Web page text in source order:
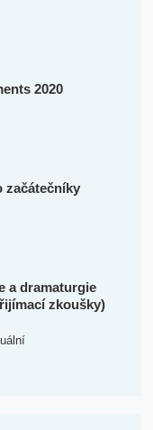
2020
začátečníky
a dramaturgie
zkoušky)